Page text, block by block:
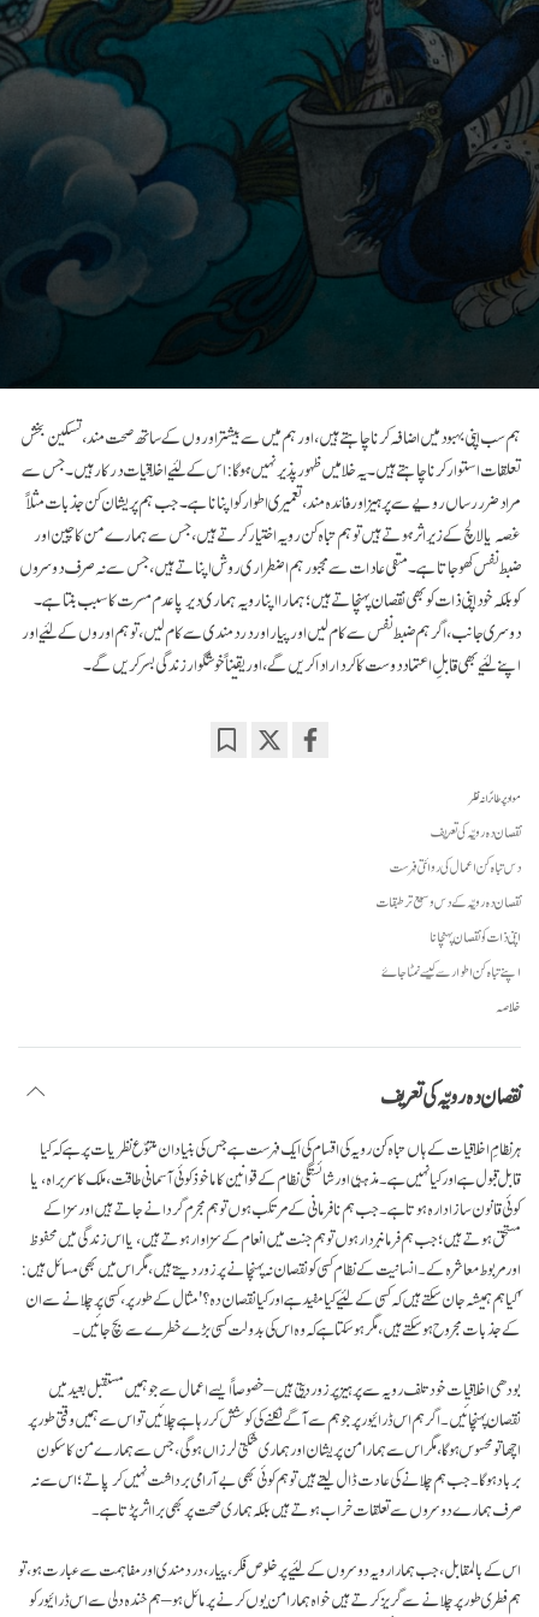
ہم سب اپنی بہبود میں اضافہ کرنا چاہتے ہیں، اور ہم میں سے بیشتر اوروں کے ساتھ صحت مند، تسکین بخش
تعلقات استوار کرنا چاہتے ہیں۔ یہ خلا میں ظہور پذیر نہیں ہو گا: اس کے لئیے اخلاقیات درکار ہیں۔ جس سے
مراد ضرر رساں رویے سے پرہیز اور فائدہ مند، تعمیری اطوار کو اپنانا ہے۔ جب ہم پریشان کن جذبات مثلاً
غصہ یا لالچ کے زیر اثر ہوتے ہیں تو ہم تباہ کن رویہ اختیار کرتے ہیں، جس سے ہمارے من کا چین اور
ضبط نفس کھو جاتا ہے۔ منفی عادات سے مجبور ہم اضطراری روش اپناتے ہیں، جس سے نہ صرف دوسروں
کو بلکہ خود اپنی ذات کو بھی نقصان پہنچاتے ہیں؛ ہمارا اپنا رویہ ہماری دیرپا عدم مسرت کا سبب بنتا ہے۔
دوسری جانب، اگر ہم ضبط نفس سے کام لیں اور پیار اور درد مندی سے کام لیں، تو ہم اوروں کے لئیے اور
اپنے لئیے بھی قابلِ اعتماد دوست کا کردار ادا کریں گے، اور یقیناً خوشگوار زندگی بسر کریں گے۔
مواد پر طائرانہ نظر
نقصان دہ رویّہ کی تعریف
دس تباہ کن اعمال کی روائتی فہرست
نقصان دہ رویّہ کے دس وسیع تر طبقات
اپنی ذات کو نقصان پہنچانا
اپنے تباہ کن اطوار سے کیسے نمٹا جاۓ
خلاصہ
نقصان دہ رویّہ کی تعریف
ہر نظامِ اخلاقیات کے ہاں تباہ کن رویہ کی اقسام کی ایک فہرست ہے جس کی بنیاد ان متنوّع نظریات پر ہے کہ کیا
قابل قبول ہے اور کیا نہیں ہے۔ مذہبی اور شائستگی نظام کے قوانین کا ماخوذ کوئی آسمانی طاقت، ملک کا سربراہ، یا
کوئی قانون ساز ادارہ ہوتا ہے۔ جب ہم نافرمانی کے مرتکب ہوں تو ہم مجرم گردانے جاتے ہیں اور سزا کے
مستحق ہوتے ہیں؛ جب ہم فرمانبردار ہوں تو ہم جنت میں انعام کے سزاوار ہوتے ہیں، یا اس زندگی میں محفوظ
اور مربوط معاشرہ کے۔ انسانیت کے نظام کسی کو نقصان نہ پہنچانے پر زور دیتے ہیں، مگر اس میں بھی مسائل ہیں:
'کیا ہم ہمیشہ جان سکتے ہیں کہ کسی کے لئیے کیا مفید ہے اور کیا نقصان دہ؟' مثال کے طور پر، کسی پر چلانے سے ان
کے جذبات مجروح ہو سکتے ہیں، مگر ہو سکتا ہے کہ وہ اس کی بدولت کسی بڑے خطرے سے بچ جائیں۔
بودھی اخلاقیات خود تلف رویہ سے پرہیز پر زور دیتی ہیں – خصوصاً ایسے اعمال سے جو ہمیں مستقبل بعید میں
نقصان پہنچائیں۔ اگر ہم اس ڈرائیور پر جو ہم سے آگے نکلنے کی کوشش کر رہا ہے چلائیں تو اس سے ہمیں وقتی طور پر
اچھا تو محسوس ہو گا، مگر اس سے ہمارا من پریشان اور ہماری شکتی لرزاں ہو گی، جس سے ہمارے من کا سکون
برباد ہو گا۔ جب ہم چلانے کی عادت ڈال لیتے ہیں تو ہم کوئی بھی بے آرامی برداشت نہیں کر پاتے؛ اس سے نہ
صرف ہمارے دوسروں سے تعلقات خراب ہوتے ہیں بلکہ ہماری صحت پر بھی برا اثر پڑتا ہے۔
اس کے بالمقابل، جب ہمارا رویہ دوسروں کے لئیے پر خلوص فکر، پیار، درد مندی اور مفاہمت سے عبارت ہو، تو
ہم فطری طور پر چلانے سے گریز کرتے ہیں خواہ ہمارا من یوں کرنے پر مائل ہو – ہم خندہ دلی سے اس ڈرائیور کو